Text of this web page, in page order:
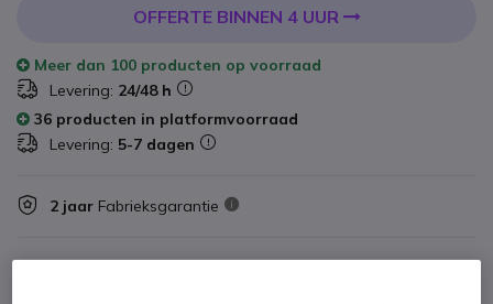
OFFERTE BINNEN 4 UUR
Meer dan 100 producten op voorraad
Levering: 24/48 h
36 producten in platformvoorraad
Levering: 5-7 dagen
2 jaar Fabrieksgarantie